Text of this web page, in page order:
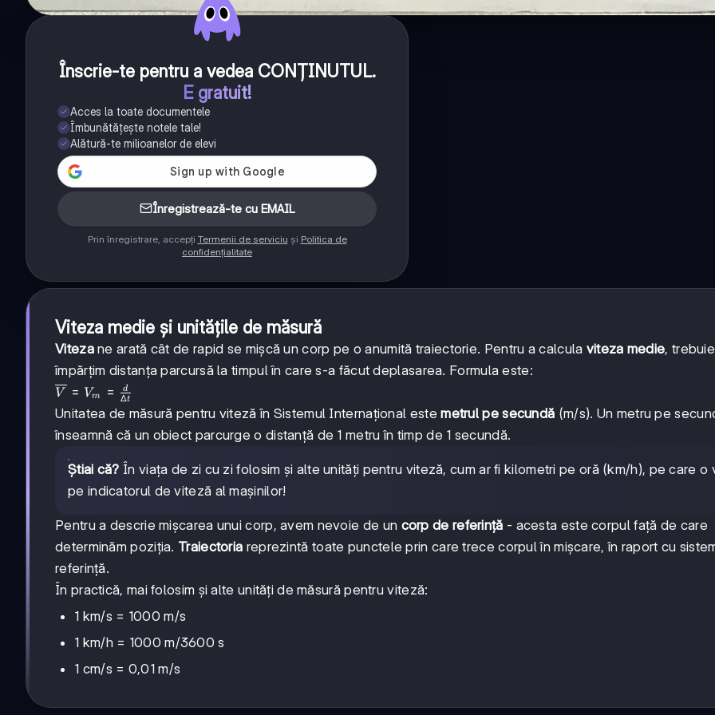
Înscrie-te pentru a vedea CONȚINUTUL.
E gratuit!
Acces la toate documentele
Îmbunătățește notele tale!
Alătură-te milioanelor de elevi
Înregistrează-te cu EMAIL
Prin înregistrare, accepți Termenii de serviciu și Politica de
confidențialitate
Viteza medie și unitățile de măsură
Vitezane arată cât de rapid se mișcă un corp pe o anumită traiectorie. Pentru a calcula viteza medie,
împărțim distanța parcursă la timpul în care s-a făcut deplasarea. Formula este:
\overline{V}=V_m
= \frac{d}{\Delta
t}
V = Vm = Δt
d
Unitatea de măsură pentru viteză în Sistemul Internațional estemetrul pe secundă (m/s). Un metru pe
înseamnă că un obiect parcurge o distanță de 1 metru în timp de 1 secundă.
Știai că? În viața de zi cu zi folosim și alte unități pentru viteză, cum ar fi kilometri pe oră (km/h), pe care o
pe indicatorul de viteză al mașinilor!
Pentru a descrie mișcarea unui corp, avem nevoie de un corp de referință - acesta este corpul față de care
determinăm poziția. Traiectoria reprezintă toate punctele prin care trece corpul în mișcare, în raport cu
referință.
În practică, mai folosim și alte unități de măsură pentru viteză:
1 km/s = 1000 m/s
1 km/h = 1000 m/3600 s
1 cm/s = 0,01 m/s